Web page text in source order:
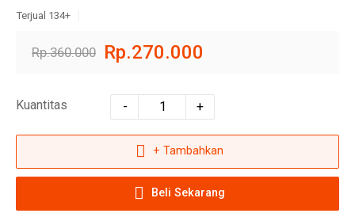
Terjual 134+
Rp.360.000 Rp.270.000
Kuantitas - +
+ Tambahkan
Beli Sekarang